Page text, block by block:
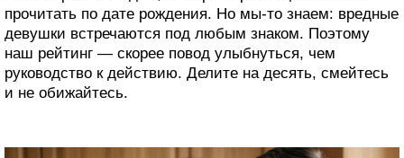
прочитать по дате рождения. Но мы-то знаем: вредные
девушки встречаются под любым знаком. Поэтому
наш рейтинг — скорее повод улыбнуться, чем
руководство к действию. Делите на десять, смейтесь
и не обижайтесь.